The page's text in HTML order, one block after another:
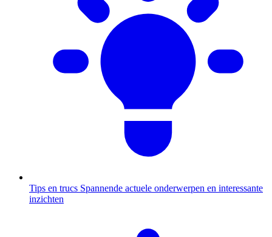
Tips en trucs Spannende actuele onderwerpen en interessante
inzichten